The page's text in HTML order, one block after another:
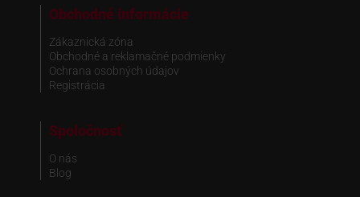
Obchodné informácie
Zákaznická zóna
Obchodné a reklamačné podmienky
Ochrana osobných údajov
Registrácia
Spoločnosť
O nás
Blog